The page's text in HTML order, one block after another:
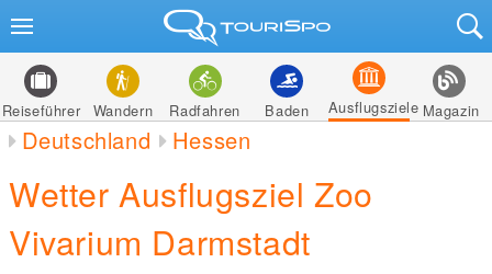
Reiseführer Wandern Radfahren Baden Ausflugsziele Magazin
Deutschland Hessen
Wetter Ausflugsziel Zoo
Vivarium Darmstadt